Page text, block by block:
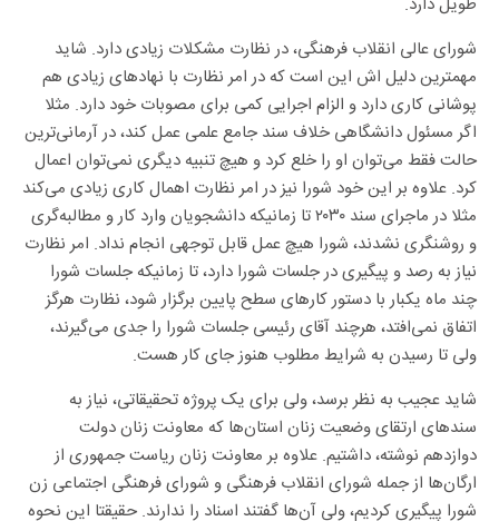
شورای عالی انقلاب فرهنگی، در نظارت مشکلات زیادی دارد. شاید
مهمترین دلیل اش این است که در امر نظارت با نهاد‌های زیادی هم
پوشانی کاری دارد و الزام اجرایی کمی برای مصوبات خود دارد. مثلا
اگر مسئول دانشگاهی خلاف سند جامع علمی عمل کند، در آرمانی‌ترین
حالت فقط می‌توان او را خلع کرد و هیچ تنبیه دیگری نمی‌توان اعمال
کرد. علاوه بر این خود شورا نیز در امر نظارت اهمال کاری زیادی می‌کند
مثلا در ماجرای سند ۲۰۳۰ تا زمانیکه دانشجویان وارد کار و مطالبه‌گری
و روشنگری نشدند، شورا هیچ عمل قابل توجهی انجام نداد. امر نظارت
نیاز به رصد و پیگیری در جلسات شورا دارد، تا زمانیکه جلسات شورا
چند ماه یکبار با دستور کار‌های سطح پایین برگزار شود، نظارت هرگز
اتفاق نمی‌افتد، هرچند آقای رئیسی جلسات شورا را جدی می‌گیرند،
ولی تا رسیدن به شرایط مطلوب هنوز جای کار هست.
شاید عجیب به نظر برسد، ولی برای یک پروژه تحقیقاتی، نیاز به
سند‌های ارتقای وضعیت زنان استان‌ها که معاونت زنان دولت
دوازدهم نوشته، داشتیم. علاوه بر معاونت زنان ریاست جمهوری از
ارگان‌ها از جمله شورای انقلاب فرهنگی و شورای فرهنگی اجتماعی زن
شورا پیگیری کردیم، ولی آن‌ها گفتند اسناد را ندارند. حقیقتا این نحوه
نظارت بر نهاد‌ها درست نیست.